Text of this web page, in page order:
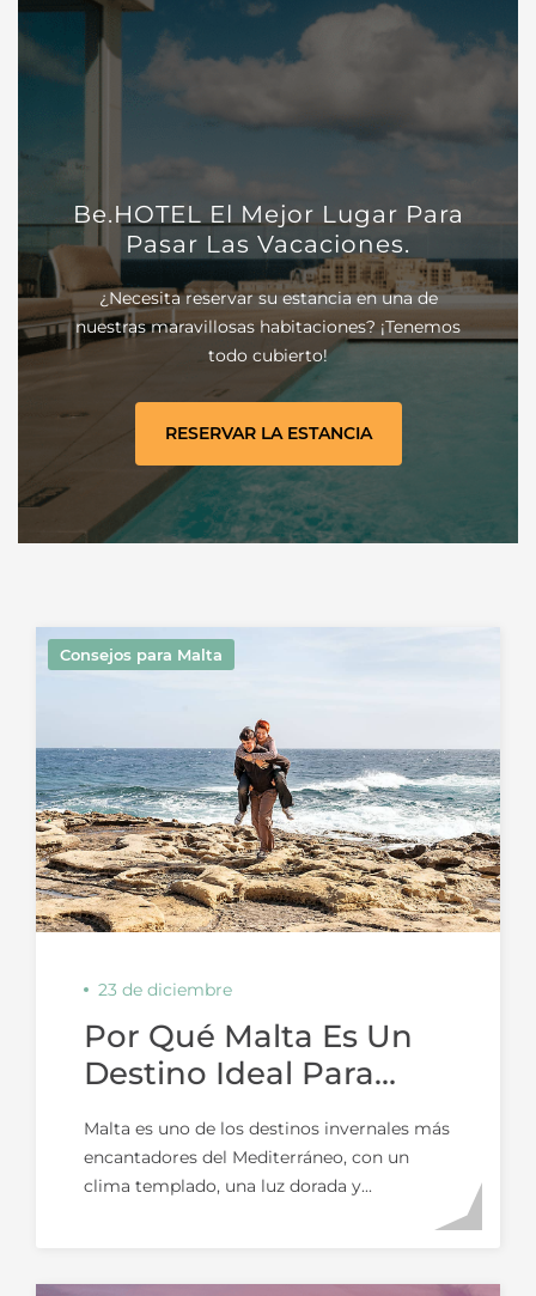
Consejos para Malta
23 de diciembre
Por Qué Malta Es Un
Destino Ideal Para
Malta es uno de los destinos invernales más
encantadores del Mediterráneo, con un
clima templado, una luz dorada y...
Be.HOTEL El Mejor Lugar Para
Pasar Las Vacaciones.
¿Necesita reservar su estancia en una de
nuestras maravillosas habitaciones? ¡Tenemos
todo cubierto!
RESERVAR LA ESTANCIA